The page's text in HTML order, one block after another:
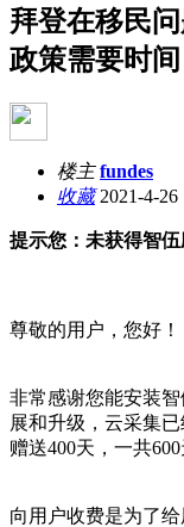
拜登在移民
政策需要时间
楼主 fundes
收藏2021-4-26
提示您：未获得智
尊敬的用户，您好！
非常感谢您能安装
展和升级，云采集
赠送400天，一共
向用户收费是为了